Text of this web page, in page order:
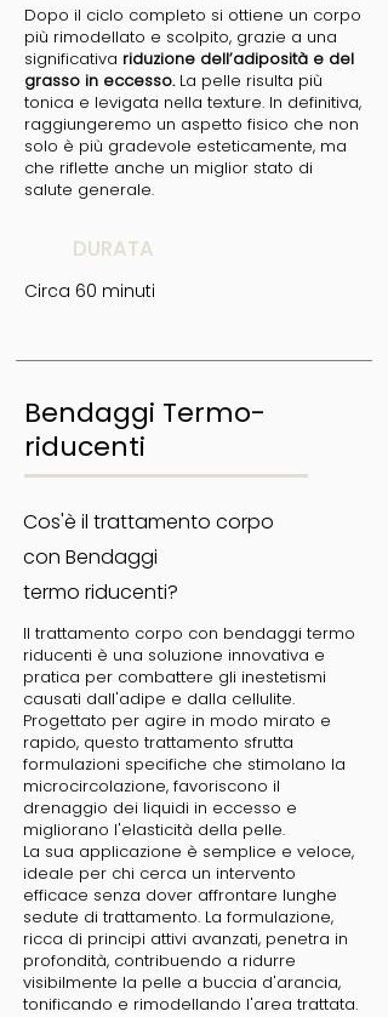
Dopo il ciclo completo si ottiene un corpo
più rimodellato e scolpito, grazie a una
significativa riduzione dell’adiposità e del
grasso in eccesso.La pelle risulta più
tonica e levigata nella texture. In definitiva,
raggiungeremo un aspetto fisico che non
solo è più gradevole esteticamente, ma
che riflette anche un miglior stato di
salute generale.
DURATA
Circa 60 minuti
Bendaggi Termo-
riducenti
Cos'è il trattamento corpo
con Bendaggi
termo riducenti?
Il trattamento corpo con bendaggi termo
riducenti è una soluzione innovativa e
pratica per combattere gli inestetismi
causati dall'adipe e dalla cellulite.
Progettato per agire in modo mirato e
rapido, questo trattamento sfrutta
formulazioni specifiche che stimolano la
microcircolazione, favoriscono il
drenaggio dei liquidi in eccesso e
migliorano l'elasticità della pelle.
La sua applicazione è semplice e veloce,
ideale per chi cerca un intervento
efficace senza dover affrontare lunghe
sedute di trattamento. La formulazione,
ricca di principi attivi avanzati, penetra in
profondità, contribuendo a ridurre
visibilmente la pelle a buccia d'arancia,
tonificando e rimodellando l'area trattata.